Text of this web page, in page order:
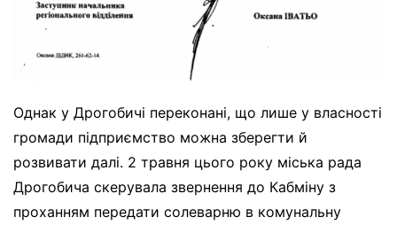
Однак у Дрогобичі переконані, що лише у власності
громади підприємство можна зберегти й
розвивати далі. 2 травня цього року міська рада
Дрогобича скерувала звернення до Кабміну з
проханням передати солеварню в комунальну